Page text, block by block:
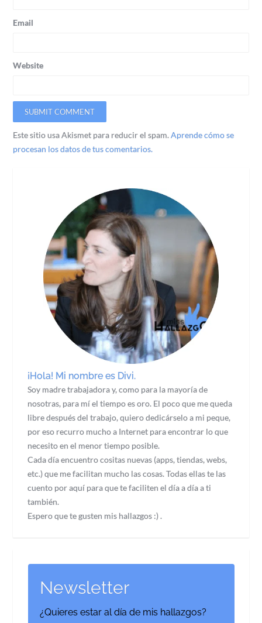
Email
Website
Este sitio usa Akismet para reducir el spam.Aprende cómo se
procesan los datos de tus comentarios.
¡Hola! Mi nombre es Divi.
Soy madre trabajadora y, como para la mayoría de
nosotras, para mí el tiempo es oro. El poco que me queda
libre después del trabajo, quiero dedicárselo a mi peque,
por eso recurro mucho a Internet para encontrar lo que
necesito en el menor tiempo posible.
Cada día encuentro cositas nuevas (apps, tiendas, webs,
etc.) que me facilitan mucho las cosas. Todas ellas te las
cuento por aquí para que te faciliten el día a día a ti
también.
Espero que te gusten mis hallazgos :) .
Newsletter
¿Quieres estar al día de mis hallazgos?